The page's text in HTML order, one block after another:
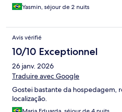
Yasmin, séjour de 2 nuits
Avis vérifié
10/10 Exceptionnel
26 janv. 2026
Traduire avec Google
Gostei bastante da hospedagem,
localização.